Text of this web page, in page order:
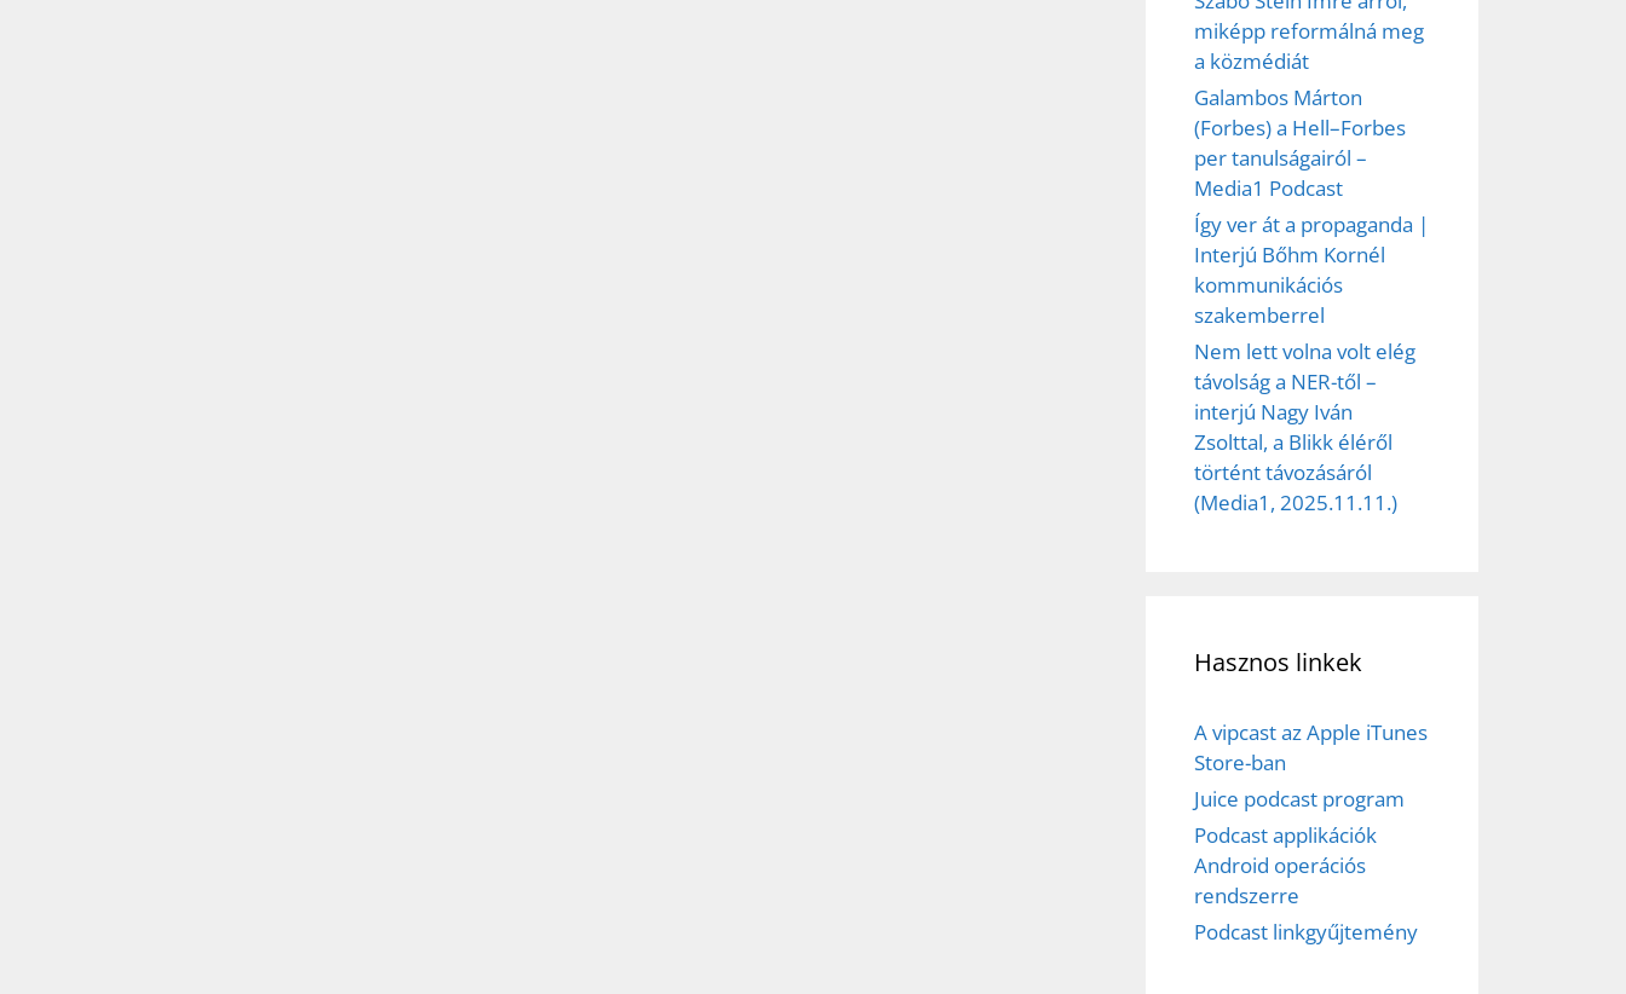
miképp reformálná meg
a közmédiát
Galambos Márton
(Forbes) a Hell–Forbes
per tanulságairól –
Media1 Podcast
Így ver át a propaganda |
Interjú Bőhm Kornél
kommunikációs
szakemberrel
Nem lett volna volt elég
távolság a NER-től –
interjú Nagy Iván
Zsolttal, a Blikk éléről
történt távozásáról
(Media1, 2025.11.11.)
Hasznos linkek
A vipcast az Apple iTunes
Store-ban
Juice podcast program
Podcast applikációk
Android operációs
rendszerre
Podcast linkgyűjtemény